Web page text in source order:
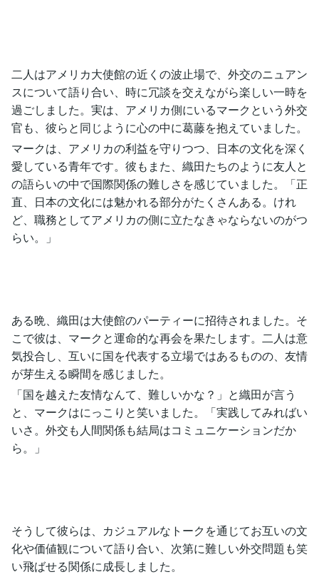
二人はアメリカ大使館の近くの波止場で、外交のニュアン
スについて語り合い、時に冗談を交えながら楽しい一時を
過ごしました。実は、アメリカ側にいるマークという外交
官も、彼らと同じように心の中に葛藤を抱えていました。
マークは、アメリカの利益を守りつつ、日本の文化を深く
愛している青年です。彼もまた、織田たちのように友人と
の語らいの中で国際関係の難しさを感じていました。「正
直、日本の文化には魅かれる部分がたくさんある。けれ
ど、職務としてアメリカの側に立たなきゃならないのがつ
らい。」
ある晩、織田は大使館のパーティーに招待されました。そ
こで彼は、マークと運命的な再会を果たします。二人は意
気投合し、互いに国を代表する立場ではあるものの、友情
が芽生える瞬間を感じました。
「国を越えた友情なんて、難しいかな？」と織田が言う
と、マークはにっこりと笑いました。「実践してみればい
いさ。外交も人間関係も結局はコミュニケーションだか
ら。」
そうして彼らは、カジュアルなトークを通じてお互いの文
化や価値観について語り合い、次第に難しい外交問題も笑
い飛ばせる関係に成長しました。